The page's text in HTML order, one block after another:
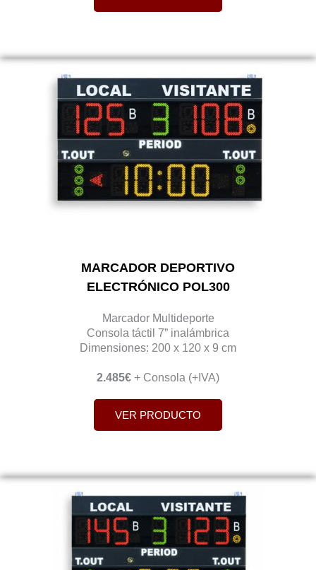
MARCADOR DEPORTIVO
ELECTRÓNICO POL300
Marcador Multideporte
Consola táctil 7” inalámbrica
Dimensiones: 200 x 120 x 9 cm
2.485€ + Consola (+IVA)
VER PRODUCTO